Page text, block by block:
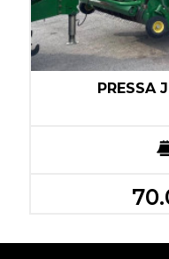
PRESSA